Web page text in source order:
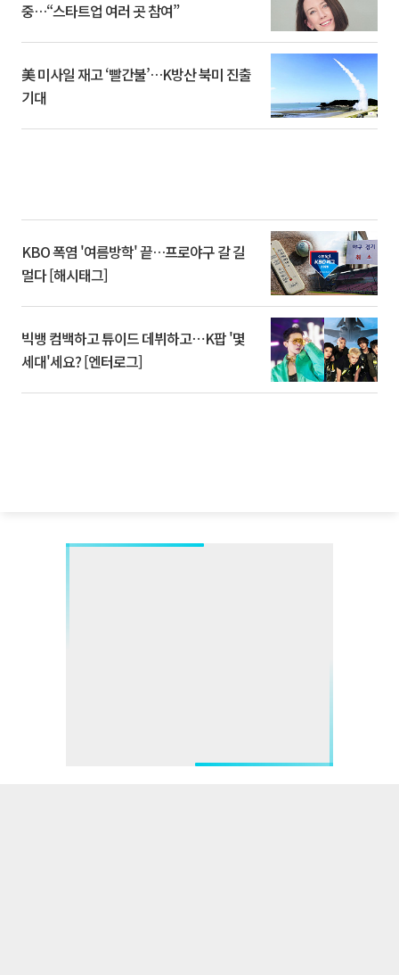
중…“스타트업 여러 곳 참여”
美 미사일 재고 ‘빨간불’…K방산 북미 진출
기대
KBO 폭염 '여름방학' 끝…프로야구 갈 길
멀다 [해시태그]
빅뱅 컴백하고 튜이드 데뷔하고⋯K팝 '몇
세대'세요? [엔터로그]